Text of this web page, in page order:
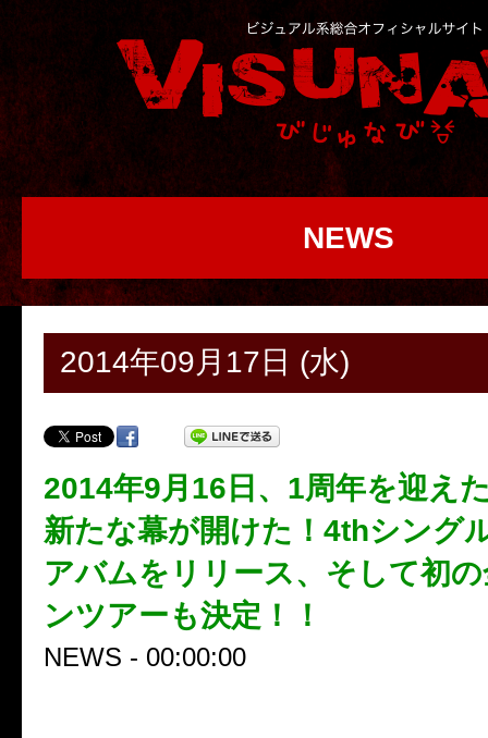
NEWS
2014年09月17日 (水)
2014年9月16日、1周年を迎え
新たな幕が開けた！4thシング
アバムをリリース、そして初
ンツアーも決定！！
NEWS - 00:00:00